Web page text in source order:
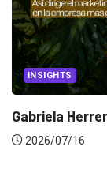
INSIGHTS
Gabriela
2026/07/16